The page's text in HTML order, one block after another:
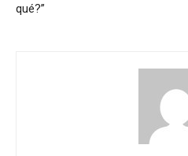
qué?”